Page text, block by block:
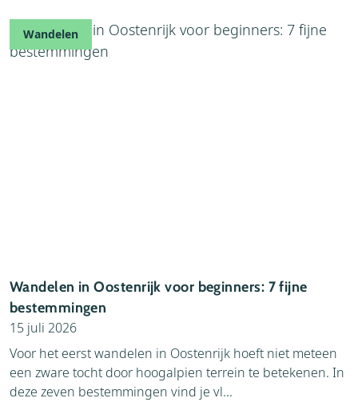
Wandelen
Wandelen in Oostenrijk voor beginners: 7 fijne
bestemmingen
15 juli 2026
Voor het eerst wandelen in Oostenrijk hoeft niet meteen
een zware tocht door hoogalpien terrein te betekenen. In
deze zeven bestemmingen vind je vl...